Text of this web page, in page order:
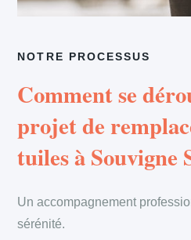
NOTRE PROCESSUS
Comment se
projet de
tuiles à Souvigne
Un accompagnement
sérénité.